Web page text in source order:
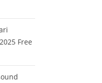
Free